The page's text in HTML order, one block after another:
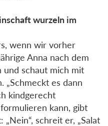
wurzeln im
wenn wir vorher
Anna nach dem
und schaut mich mit
„Schmeckt es dann
kindgerecht
kann, gibt
schreit er, „Salat